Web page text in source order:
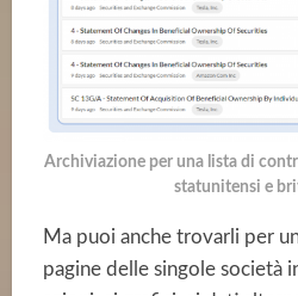
Archiviazione per una lista di
statunitensi e
Ma puoi anche trovarli per
pagine delle singole società